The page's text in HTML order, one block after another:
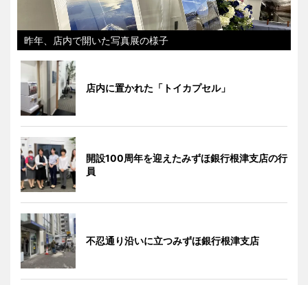
昨年、店内で開いた写真展の様子
店内に置かれた「トイカプセル」
開設100周年を迎えたみずほ銀行根津支店の行
員
不忍通り沿いに立つみずほ銀行根津支店